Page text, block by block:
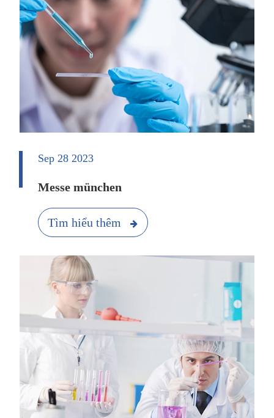
Sep 28 2023
Messe münchen
Tìm hiểu thêm